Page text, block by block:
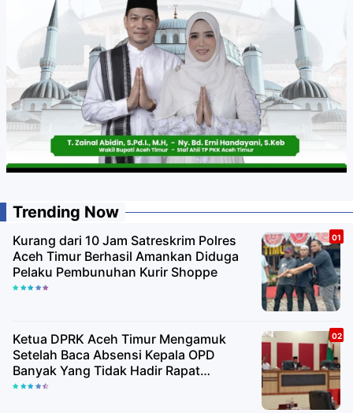
Trending Now
Kurang dari 10 Jam Satreskrim Polres
Aceh Timur Berhasil Amankan Diduga
Pelaku Pembunuhan Kurir Shoppe
Ketua DPRK Aceh Timur Mengamuk
Setelah Baca Absensi Kepala OPD
Banyak Yang Tidak Hadir Rapat
Paripurna